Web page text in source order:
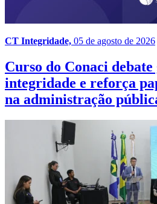
CT Integridade, 05 de agosto de 2026
Curso do Conaci
integridade e reforça
na administração